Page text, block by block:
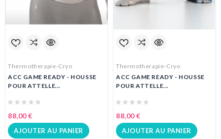
Thermotherapie-Cryo
ACC GAME READY - HOUSSE
POUR ATTELLE...
88,00 €
AJOUTER AU PANIER
Thermotherapie-Cryo
ACC GAME READY - HOUSSE
POUR ATTELLE...
88,00 €
AJOUTER AU PANIER